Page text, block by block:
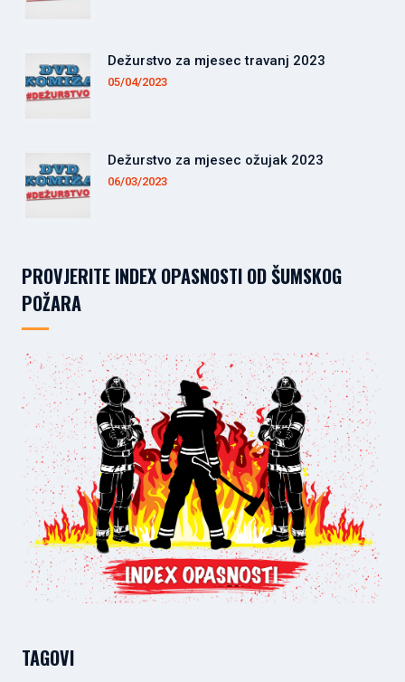
Dežurstvo za mjesec travanj 2023
05/04/2023
Dežurstvo za mjesec ožujak 2023
06/03/2023
PROVJERITE INDEX OPASNOSTI OD ŠUMSKOG
POŽARA
TAGOVI